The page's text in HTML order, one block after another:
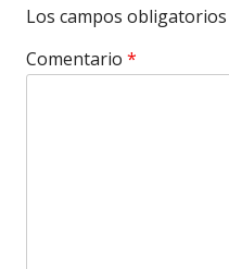
Los campos
Comentario *